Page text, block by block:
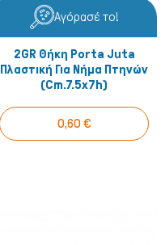
Αγόρασέ το!
2GR Θήκη Porta Juta
Πλαστική Για Νήμα Πτηνών
(cm.7.5x7h)
0,60 €